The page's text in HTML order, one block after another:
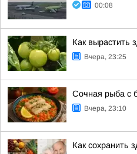
00:08
Как вырастить
Вчера, 23:25
Сочная рыба с
Вчера, 23:10
Как сохранить